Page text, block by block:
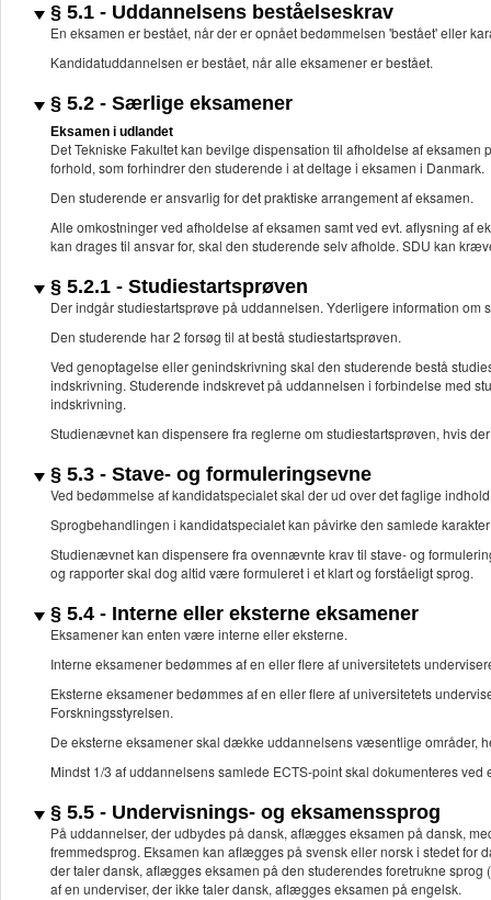
§ 5.1 - Uddannelsens beståelseskrav
En eksamen er bestået, når der er opnået bedømmelsen 'bestået' eller
Kandidatuddannelsen er bestået, når alle eksamener er bestået.
§ 5.2 - Særlige eksamener
Eksamen i udlandet
Det Tekniske Fakultet kan bevilge dispensation til afholdelse af
forhold, som forhindrer den studerende i at deltage i eksamen i Danmark.
Den studerende er ansvarlig for det praktiske arrangement af eksamen.
Alle omkostninger ved afholdelse af eksamen samt ved evt. aflysning af
kan drages til ansvar for, skal den studerende selv afholde. SDU kan
§ 5.2.1 - Studiestartsprøven
Der indgår studiestartsprøve på uddannelsen. Yderligere information
Den studerende har 2 forsøg til at bestå studiestartsprøven.
Ved genoptagelse eller genindskrivning skal den studerende bestå
indskrivning. Studerende indskrevet på uddannelsen i forbindelse med
indskrivning.
Studienævnet kan dispensere fra reglerne om studiestartsprøven, hvis
§ 5.3 - Stave- og formuleringsevne
Ved bedømmelse af kandidatspecialet skal der ud over det faglige
Sprogbehandlingen i kandidatspecialet kan påvirke den samlede
Studienævnet kan dispensere fra ovennævnte krav til stave- og
og rapporter skal dog altid være formuleret i et klart og forståeligt sprog.
§ 5.4 - Interne eller eksterne eksamener
Eksamener kan enten være interne eller eksterne.
Interne eksamener bedømmes af en eller flere af universitetets
Eksterne eksamener bedømmes af en eller flere af universitetets
Forskningsstyrelsen.
De eksterne eksamener skal dække uddannelsens væsentlige områder,
Mindst 1/3 af uddannelsens samlede ECTS-point skal dokumenteres
§ 5.5 - Undervisnings- og eksamenssprog
På uddannelser, der udbydes på dansk, aflægges eksamen på dansk,
fremmedsprog. Eksamen kan aflægges på svensk eller norsk i stedet for
der taler dansk, aflægges eksamen på den studerendes foretrukne
af en underviser, der ikke taler dansk, aflægges eksamen på engelsk.